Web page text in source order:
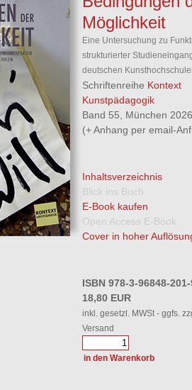
Möglichkeit
Eine Untersuchung zu
strukturierter
deutschen
Schriftenreihe Kontext
Kunstpädagogik
Band 55, München
(+ Anhang per email-
Inhaltsverzeichnis
Blick ins Buch
E-Book kaufen
Open Access E-Book
Cover in hoher
ISBN 978-3-96848-
18,80 EUR
inkl. gesetzl. MWSt - ggfs.
Versand